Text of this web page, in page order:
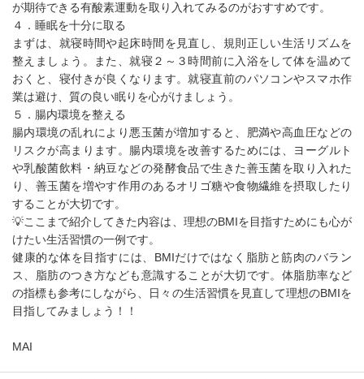
が期待できる有酸素運動を取り入れてみるのがおすすめです。
４．睡眠を十分に取る
まずは、就寝時間や起床時間を見直し、規則正しい生活リズムを
整えましょう。また、就寝２～３時間前に入浴をして体を温めて
おくと、寝付きが良くなります。就寝直前のパソコンやスマホ作
業は避け、質の良い眠りを心がけましょう。
５．腸内環境を整える
腸内環境の乱れにより悪玉菌が増加すると、肥満や高血圧などの
リスクが高まります。腸内環境を改善するためには、ヨーグルト
や乳酸菌飲料・納豆などの発酵食品で生きた善玉菌を取り入れた
り、善玉菌を増やす作用のあるオリゴ糖や食物繊維を摂取したり
することが大切です。
💡ここまで紹介してきた内容は、理想のBMIを目指すためにも心が
けたい生活習慣の一例です。
健康的な体を目指すには、BMIだけではなく脂肪と筋肉のバラン
ス、脂肪のつき方なども意識することが大切です。体脂肪率など
の指標も参考にしながら、日々の生活習慣を見直して理想のBMIを
目指してみましょう！！
MAI